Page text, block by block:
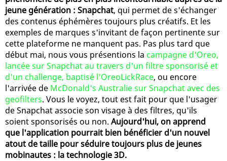
jeune génération : Snapchat, qui permet de s'échanger
des contenus éphémères toujours plus créatifs. Et les
exemples de marques s'invitant de façon pertinente sur
cette plateforme ne manquent pas. Pas plus tard que
début mai, nous vous présentions la campagne d'Oreo,
lancée sur Snapchat au travers d'un filtre sponsorisé et
d'un challenge, baptisé l'OreoLickRace, ou encore
l'arrivée de McDonald's Australie sur Snapchat avec des
geofilters. Vous le voyez, tout est fait pour que l'usager
de Snapchat associe son visage à des filtres, qu'ils
soient sponsorisés ou non. Aujourd'hui, on apprend
que l'application pourrait bien bénéficier d'un nouvel
atout de taille pour séduire toujours plus de jeunes
mobinautes : la technologie 3D.